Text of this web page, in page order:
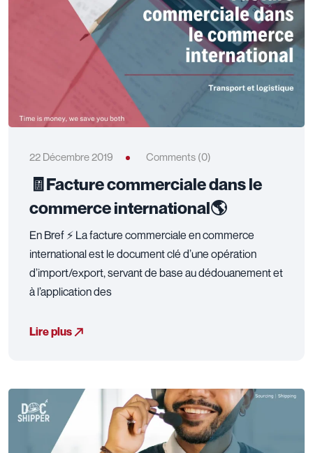
22 Décembre 2019 Comments (0)
🧾Facture commerciale dans le
commerce international🌎
En Bref ⚡ La facture commerciale en commerce
international est le document clé d’une opération
d’import/export, servant de base au dédouanement et
à l’application des
Lire plus